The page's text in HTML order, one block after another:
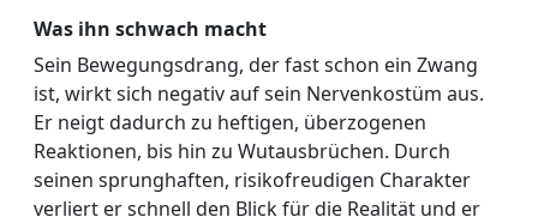
Was ihn schwach macht
Sein Bewegungsdrang, der fast schon ein Zwang
ist, wirkt sich negativ auf sein Nervenkostüm aus.
Er neigt dadurch zu heftigen, überzogenen
Reaktionen, bis hin zu Wutausbrüchen. Durch
seinen sprunghaften, risikofreudigen Charakter
verliert er schnell den Blick für die Realität und er